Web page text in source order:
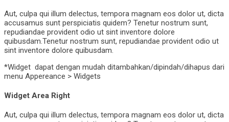
Aut, culpa qui illum delectus, tempora magnam eos dolor ut, dicta
accusamus sunt perspiciatis quidem? Tenetur nostrum sunt,
repudiandae provident odio ut sint inventore dolore
quibusdam.Tenetur nostrum sunt, repudiandae provident odio ut
sint inventore dolore quibusdam.
*Widget dapat dengan mudah ditambahkan/dipindah/dihapus dari
menu Appereance > Widgets
Widget Area Right
Aut, culpa qui illum delectus, tempora magnam eos dolor ut, dicta